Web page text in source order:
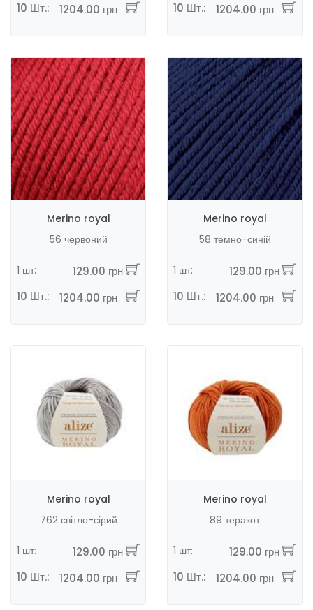
10 Шт.:
1204.00 грн
10 Шт.:
1204.00 грн
Merino royal
56 червоний
1 шт:
129.00 грн
10 Шт.:
1204.00 грн
Merino royal
58 темно-синій
1 шт:
129.00 грн
10 Шт.:
1204.00 грн
Merino royal
762 світло-сірий
1 шт:
129.00 грн
10 Шт.:
1204.00 грн
Merino royal
89 теракот
1 шт:
129.00 грн
10 Шт.:
1204.00 грн